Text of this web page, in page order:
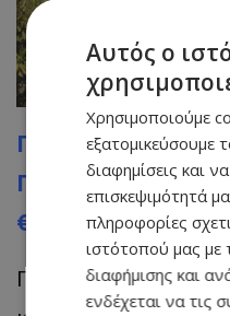
Περίκλειστο
Πάφου με
€14.250
Περίκλειστο
Αυτός ο
Χρησιμοποιούμε
εξατομικεύσουμε
διαφημίσεις και
επισκεψιμότητά
πληροφορίες
ιστότοπού μας με
διαφήμισης και
ενδέχεται να τις